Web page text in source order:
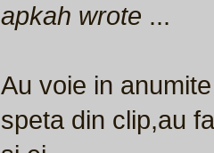
apkah wrote ...
Au voie in
speta din clip,au